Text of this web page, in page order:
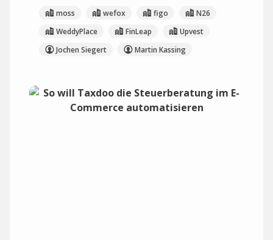
moss wefox figo
N26
WeddyPlace
FinLeap
Upvest
Jochen Siegert
Martin Kassing